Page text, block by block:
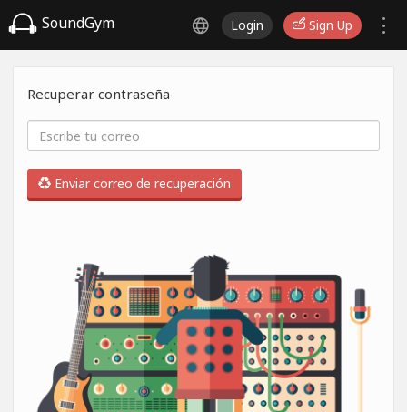
SoundGym Login Sign Up
Recuperar contraseña
Enviar correo de recuperación